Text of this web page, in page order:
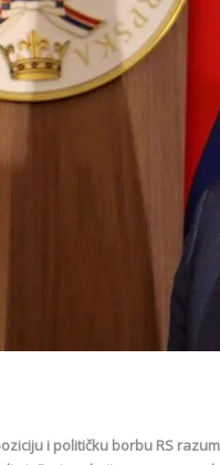
i političku borbu RS